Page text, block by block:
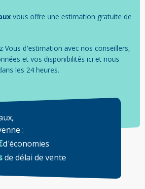
vous offre une estimation gratuite de
Vous d'estimation avec nos conseillers,
et vos disponibilités ici et nous
les 24 heures.
,
:
d'économies
de délai de vente